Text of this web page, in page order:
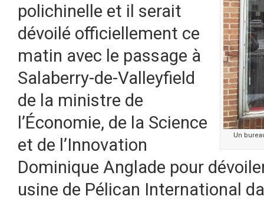
Un
polichinelle et il serait
dévoilé officiellement ce
matin avec le passage à
Salaberry-de-Valleyfield
de la ministre de
l’Économie, de la Science
et de l’Innovation
Dominique Anglade pour
usine de Pélican International